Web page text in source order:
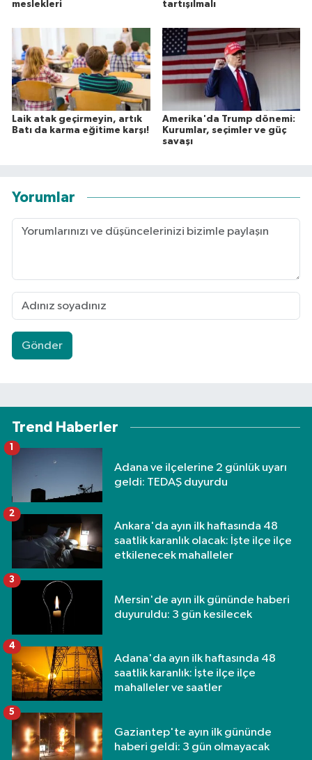
meslekleri tartışılmalı
Laik atak geçirmeyin, artık
Batı da karma eğitime karşı!
Amerika'da Trump dönemi:
Kurumlar, seçimler ve güç
savaşı
Yorumlar
Gönder
Trend Haberler
Adana ve ilçelerine 2 günlük uyarı
geldi: TEDAŞ duyurdu
1
Ankara'da ayın ilk haftasında 48
saatlik karanlık olacak: İşte ilçe ilçe
etkilenecek mahalleler
2
Mersin'de ayın ilk gününde haberi
duyuruldu: 3 gün kesilecek
3
Adana'da ayın ilk haftasında 48
saatlik karanlık: İşte ilçe ilçe
mahalleler ve saatler
4
Gaziantep'te ayın ilk gününde
haberi geldi: 3 gün olmayacak
5